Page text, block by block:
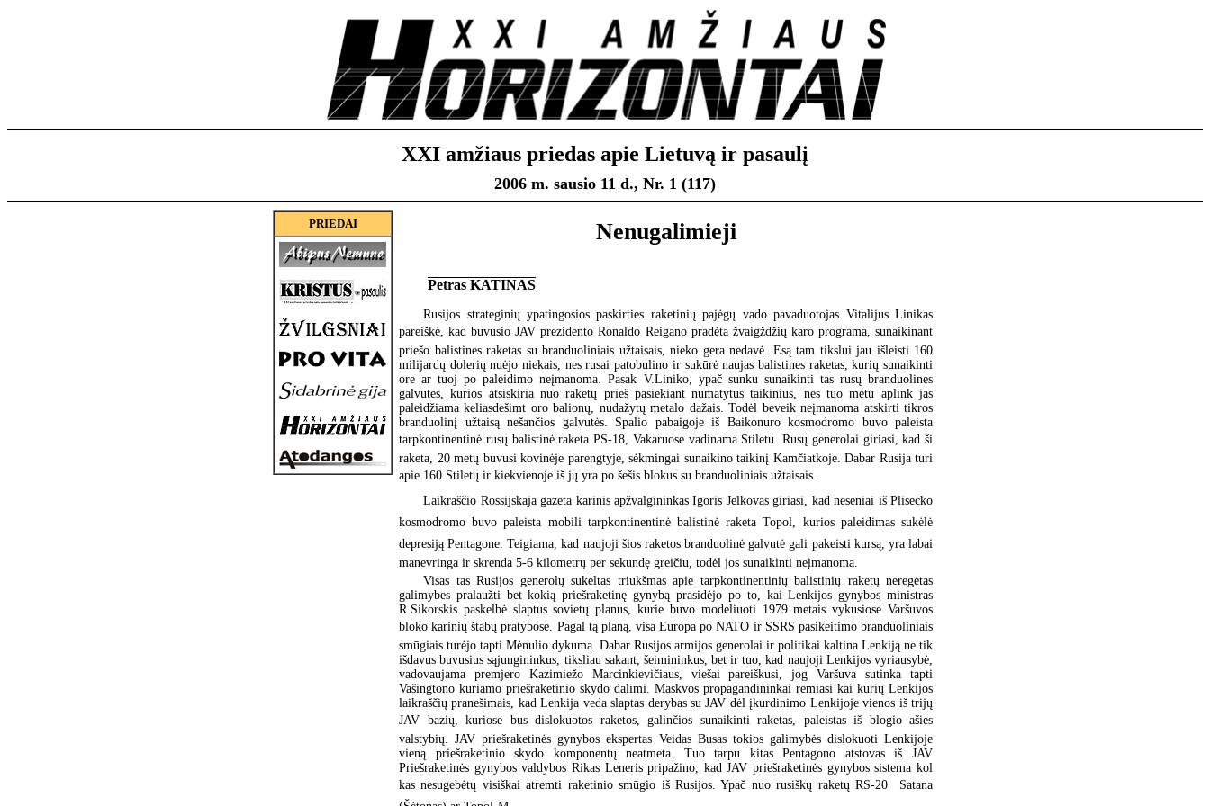
XXI amžiaus priedas apie Lietuvą ir pasaulį
2006 m. sausio 11 d., Nr. 1 (117)
PRIEDAI Nenugalimieji
Petras KATINAS
Rusijos strateginių ypatingosios paskirties raketinių pajėgų vado pavaduotojas Vitalijus Linikas
pareiškė, kad buvusio JAV prezidento Ronaldo Reigano pradėta žvaigždžių karo programa, sunaikinant
priešo balistines raketas su branduoliniais užtaisais, nieko gera nedavė. Esą tam tikslui jau išleisti 160
milijardų dolerių nuėjo niekais, nes rusai patobulino ir sukūrė naujas balistines raketas, kurių sunaikinti
ore ar tuoj po paleidimo neįmanoma. Pasak V.Liniko, ypač sunku sunaikinti tas rusų branduolines
galvutes, kurios atsiskiria nuo raketų prieš pasiekiant numatytus taikinius, nes tuo metu aplink jas
paleidžiama keliasdešimt oro balionų, nudažytų metalo dažais. Todėl beveik neįmanoma atskirti tikros
branduolinį užtaisą nešančios galvutės. Spalio pabaigoje iš Baikonuro kosmodromo buvo paleista
tarpkontinentinė rusų balistinė raketa PS-18, Vakaruose vadinama Stiletu. Rusų generolai giriasi, kad ši
raketa, 20 metų buvusi kovinėje parengtyje, sėkmingai sunaikino taikinį Kamčiatkoje. Dabar Rusija turi
apie 160 Stiletų ir kiekvienoje iš jų yra po šešis blokus su branduoliniais užtaisais.
Laikraščio Rossijskaja gazeta karinis apžvalgininkas Igoris Jelkovas giriasi, kad neseniai iš Plisecko
kosmodromo buvo paleista mobili tarpkontinentinė balistinė raketa Topol, kurios paleidimas sukėlė
depresiją Pentagone. Teigiama, kad naujoji šios raketos branduolinė galvutė gali pakeisti kursą, yra labai
manevringa ir skrenda 5-6 kilometrų per sekundę greičiu, todėl jos sunaikinti neįmanoma.
Visas tas Rusijos generolų sukeltas triukšmas apie tarpkontinentinių balistinių raketų neregėtas
galimybes pralaužti bet kokią priešraketinę gynybą prasidėjo po to, kai Lenkijos gynybos ministras
R.Sikorskis paskelbė slaptus sovietų planus, kurie buvo modeliuoti 1979 metais vykusiose Varšuvos
bloko karinių štabų pratybose. Pagal tą planą, visa Europa po NATO ir SSRS pasikeitimo branduoliniais
smūgiais turėjo tapti Mėnulio dykuma. Dabar Rusijos armijos generolai ir politikai kaltina Lenkiją ne tik
išdavus buvusius sąjungininkus, tiksliau sakant, šeimininkus, bet ir tuo, kad naujoji Lenkijos vyriausybė,
vadovaujama premjero Kazimiežo Marcinkievičiaus, viešai pareiškusi, jog Varšuva sutinka tapti
Vašingtono kuriamo priešraketinio skydo dalimi. Maskvos propagandininkai remiasi kai kurių Lenkijos
laikraščių pranešimais, kad Lenkija veda slaptas derybas su JAV dėl įkurdinimo Lenkijoje vienos iš trijų
JAV bazių, kuriose bus dislokuotos raketos, galinčios sunaikinti raketas, paleistas iš blogio ašies
valstybių. JAV priešraketinės gynybos ekspertas Veidas Busas tokios galimybės dislokuoti Lenkijoje
vieną priešraketinio skydo komponentų neatmeta. Tuo tarpu kitas Pentagono atstovas iš JAV
Priešraketinės gynybos valdybos Rikas Leneris pripažino, kad JAV priešraketinės gynybos sistema kol
kas nesugebėtų visiškai atremti raketinio smūgio iš Rusijos. Ypač nuo rusiškų raketų RS-20  Satana